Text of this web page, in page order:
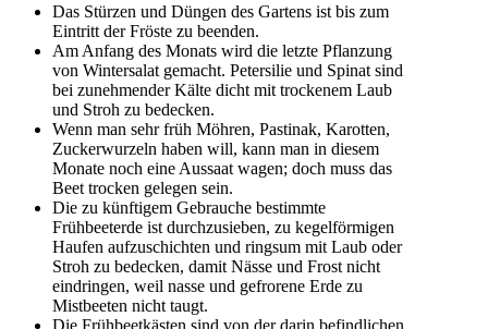
Das Stürzen und Düngen des Gartens ist bis zum
Eintritt der Fröste zu beenden.
Am Anfang des Monats wird die letzte Pflanzung
von Wintersalat gemacht. Petersilie und Spinat sind
bei zunehmender Kälte dicht mit trockenem Laub
und Stroh zu bedecken.
Wenn man sehr früh Möhren, Pastinak, Karotten,
Zuckerwurzeln haben will, kann man in diesem
Monate noch eine Aussaat wagen; doch muss das
Beet trocken gelegen sein.
Die zu künftigem Gebrauche bestimmte
Frühbeeterde ist durchzusieben, zu kegelförmigen
Haufen aufzuschichten und ringsum mit Laub oder
Stroh zu bedecken, damit Nässe und Frost nicht
eindringen, weil nasse und gefrorene Erde zu
Mistbeeten nicht taugt.
Die Frühbeetkästen sind von der darin befindlichen